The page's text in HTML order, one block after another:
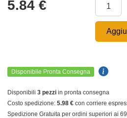
5.84 €
Disponibile Pronta Consegna
Disponibili 3 pezzi in pronta consegna
Costo spedizione: 5.98 € con corriere
Spedizione Gratuita per ordini superiori ai